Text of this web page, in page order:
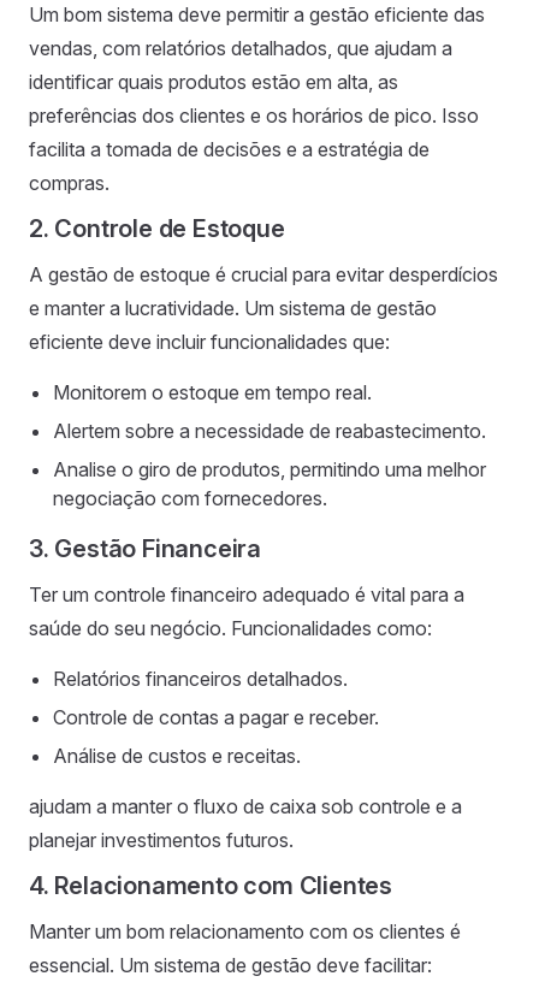
Um bom sistema deve permitir a gestão eficiente das
vendas, com relatórios detalhados, que ajudam a
identificar quais produtos estão em alta, as
preferências dos clientes e os horários de pico. Isso
facilita a tomada de decisões e a estratégia de
compras.
2. Controle de Estoque
A gestão de estoque é crucial para evitar desperdícios
e manter a lucratividade. Um sistema de gestão
eficiente deve incluir funcionalidades que:
Monitorem o estoque em tempo real.
Alertem sobre a necessidade de reabastecimento.
Analise o giro de produtos, permitindo uma melhor
negociação com fornecedores.
3. Gestão Financeira
Ter um controle financeiro adequado é vital para a
saúde do seu negócio. Funcionalidades como:
Relatórios financeiros detalhados.
Controle de contas a pagar e receber.
Análise de custos e receitas.
ajudam a manter o fluxo de caixa sob controle e a
planejar investimentos futuros.
4. Relacionamento com Clientes
Manter um bom relacionamento com os clientes é
essencial. Um sistema de gestão deve facilitar: